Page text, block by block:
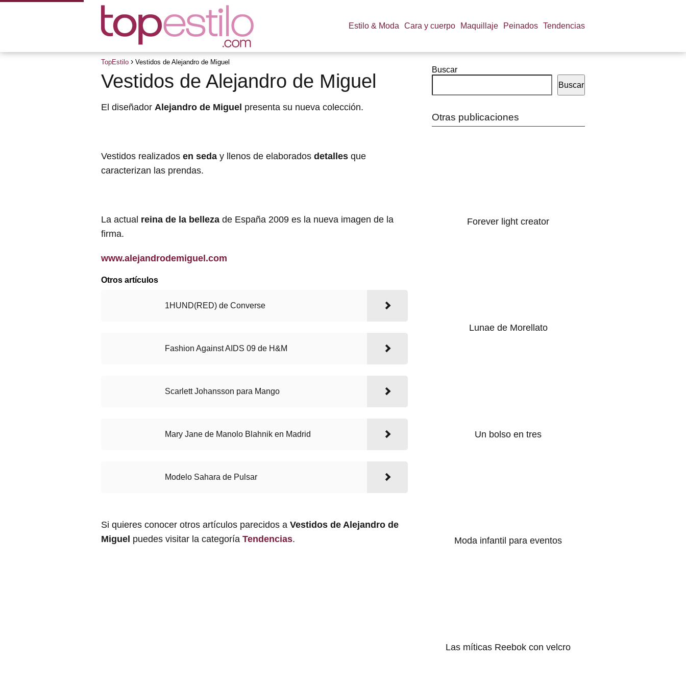
Estilo & Moda Cara y cuerpo Maquillaje Peinados Tendencias
TopEstilo Vestidos de Alejandro de Miguel
Vestidos de Alejandro de Miguel
El diseñador Alejandro de Miguel presenta su nueva colección.
Vestidos realizados en seda y llenos de elaborados detalles que
caracterizan las prendas.
La actual reina de la belleza de España 2009 es la nueva imagen de la
firma.
www.alejandrodemiguel.com
Otros artículos
1HUND(RED) de Converse
Fashion Against AIDS 09 de H&M
Scarlett Johansson para Mango
Mary Jane de Manolo Blahnik en Madrid
Modelo Sahara de Pulsar
Si quieres conocer otros artículos parecidos a Vestidos de Alejandro de
Miguel puedes visitar la categoría Tendencias.
Buscar
Buscar
Otras publicaciones
Forever light creator
Lunae de Morellato
Un bolso en tres
Moda infantil para eventos
Las míticas Reebok con velcro